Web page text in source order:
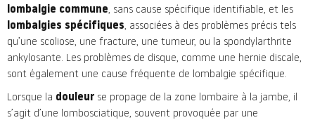
lombalgie commune, sans cause spécifique identifiable, et les
lombalgies spécifiques, associées à des problèmes précis tels
qu’une scoliose, une fracture, une tumeur, ou la spondylarthrite
ankylosante. Les problèmes de disque, comme une hernie discale,
sont également une cause fréquente de lombalgie spécifique.
Lorsque la douleur se propage de la zone lombaire à la jambe, il
s’agit d’une lombosciatique, souvent provoquée par une